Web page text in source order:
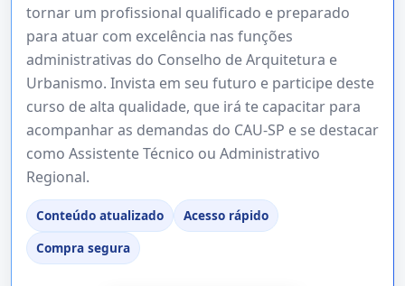
tornar um profissional qualificado e preparado
para atuar com excelência nas funções
administrativas do Conselho de Arquitetura e
Urbanismo. Invista em seu futuro e participe deste
curso de alta qualidade, que irá te capacitar para
acompanhar as demandas do CAU-SP e se destacar
como Assistente Técnico ou Administrativo
Regional.
Conteúdo atualizado
Acesso rápido
Compra segura